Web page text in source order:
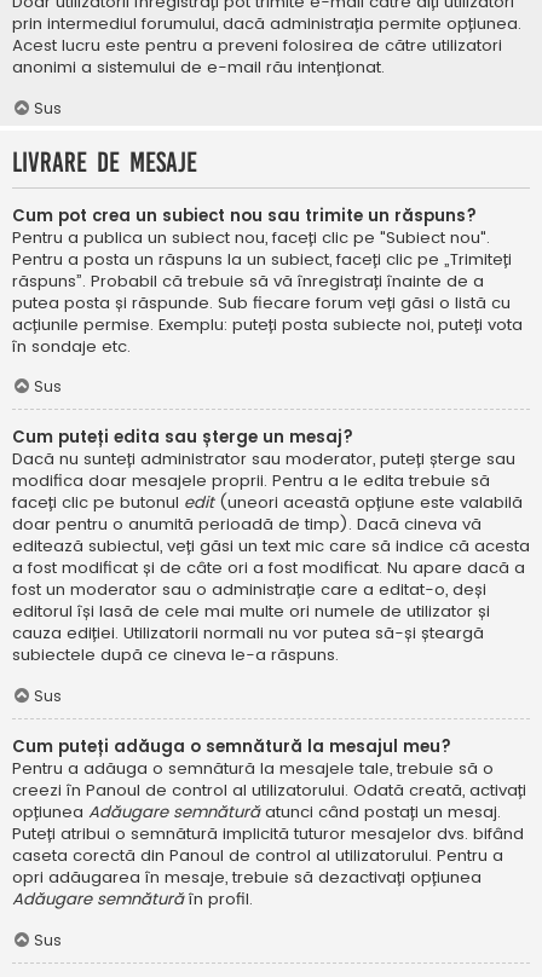
prin intermediul forumului, dacă administrația permite opțiunea.
Acest lucru este pentru a preveni folosirea de către utilizatori
anonimi a sistemului de e-mail rău intenționat.
Sus
Livrare de mesaje
Cum pot crea un subiect nou sau trimite un răspuns?
Pentru a publica un subiect nou, faceți clic pe "Subiect nou".
Pentru a posta un răspuns la un subiect, faceți clic pe „Trimiteți
răspuns”. Probabil că trebuie să vă înregistrați înainte de a
putea posta și răspunde. Sub fiecare forum veți găsi o listă cu
acțiunile permise. Exemplu: puteți posta subiecte noi, puteți vota
în sondaje etc.
Sus
Cum puteți edita sau șterge un mesaj?
Dacă nu sunteți administrator sau moderator, puteți șterge sau
modifica doar mesajele proprii. Pentru a le edita trebuie să
faceți clic pe butonul edit (uneori această opțiune este valabilă
doar pentru o anumită perioadă de timp). Dacă cineva vă
editează subiectul, veți găsi un text mic care să indice că acesta
a fost modificat și de câte ori a fost modificat. Nu apare dacă a
fost un moderator sau o administrație care a editat-o, deși
editorul își lasă de cele mai multe ori numele de utilizator și
cauza ediției. Utilizatorii normali nu vor putea să-și șteargă
subiectele după ce cineva le-a răspuns.
Sus
Cum puteți adăuga o semnătură la mesajul meu?
Pentru a adăuga o semnătură la mesajele tale, trebuie să o
creezi în Panoul de control al utilizatorului. Odată creată, activați
opțiunea Adăugare semnăturăatunci când postați un mesaj.
Puteți atribui o semnătură implicită tuturor mesajelor dvs. bifând
caseta corectă din Panoul de control al utilizatorului. Pentru a
opri adăugarea în mesaje, trebuie să dezactivați opțiunea
Adăugare semnăturăîn profil.
Sus